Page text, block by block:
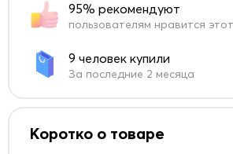
95% рекомендуют
пользователям нравится
9 человек купили
За последние 2 месяца
Коротко о товаре